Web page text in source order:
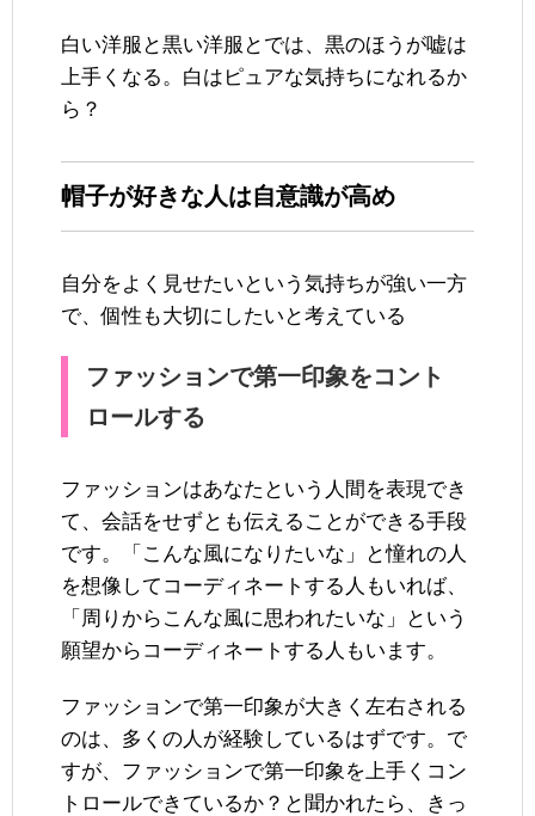
白い洋服と黒い洋服とでは、黒のほうが嘘は
上手くなる。白はピュアな気持ちになれるか
ら？
帽子が好きな人は自意識が高め
自分をよく見せたいという気持ちが強い一方
で、個性も大切にしたいと考えている
ファッションで第一印象をコント
ロールする
ファッションはあなたという人間を表現でき
て、会話をせずとも伝えることができる手段
です。「こんな風になりたいな」と憧れの人
を想像してコーディネートする人もいれば、
「周りからこんな風に思われたいな」という
願望からコーディネートする人もいます。
ファッションで第一印象が大きく左右される
のは、多くの人が経験しているはずです。で
すが、ファッションで第一印象を上手くコン
トロールできているか？と聞かれたら、きっ